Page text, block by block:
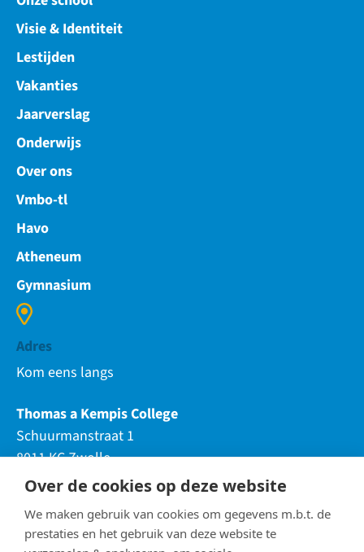
Over de cookies op deze website
We maken gebruik van cookies om gegevens m.b.t. de
prestaties en het gebruik van deze website te
Visie & Identiteit
Lestijden
Vakanties
Jaarverslag
Onderwijs
Over ons
Vmbo-tl
Havo
Atheneum
Gymnasium
Adres
Kom eens langs
Thomas a Kempis College
Schuurmanstraat 1
8011 KC Zwolle
Telefoon
088-850 85 05 (Hoofdlocatie)